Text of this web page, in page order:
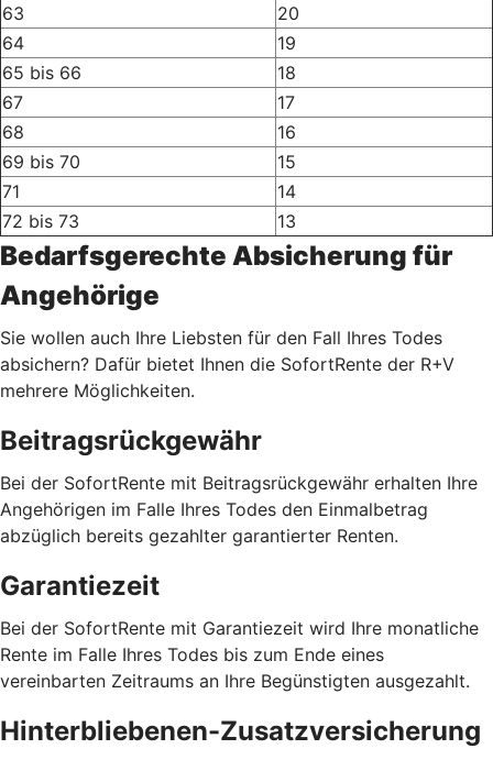
63
20
64
19
65 bis 66
18
67
17
68
16
69 bis 70
15
71
14
72 bis 73
13
Bedarfsgerechte Absicherung für
Angehörige
Sie wollen auch Ihre Liebsten für den Fall Ihres Todes
absichern? Dafür bietet Ihnen die SofortRente der R+V
mehrere Möglichkeiten.
Beitragsrückgewähr
Bei der SofortRente mit Beitragsrückgewähr erhalten Ihre
Angehörigen im Falle Ihres Todes den Einmalbetrag
abzüglich bereits gezahlter garantierter Renten.
Garantiezeit
Bei der SofortRente mit Garantiezeit wird Ihre monatliche
Rente im Falle Ihres Todes bis zum Ende eines
vereinbarten Zeitraums an Ihre Begünstigten ausgezahlt.
Hinterbliebenen-Zusatzversicherung